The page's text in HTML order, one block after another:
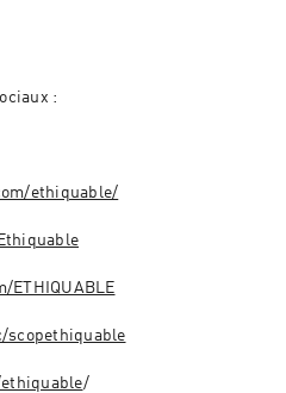
:
ethiquable/
ETHIQUABLE
scopethiquable
/